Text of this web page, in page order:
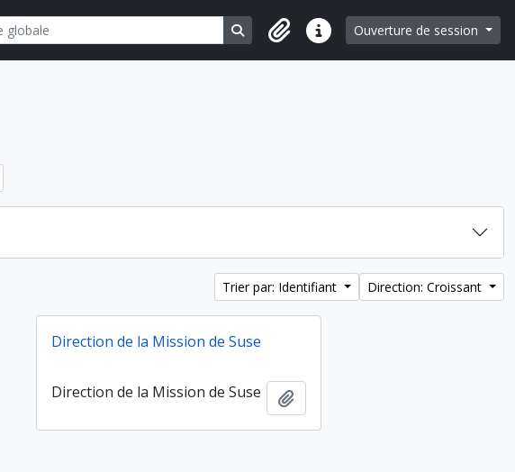
Search in browse page
Liens rapidesOuverture de session
Trier par: Identifiant Direction: Croissant
Direction de la Mission de Suse
Direction de la Mission de Suse